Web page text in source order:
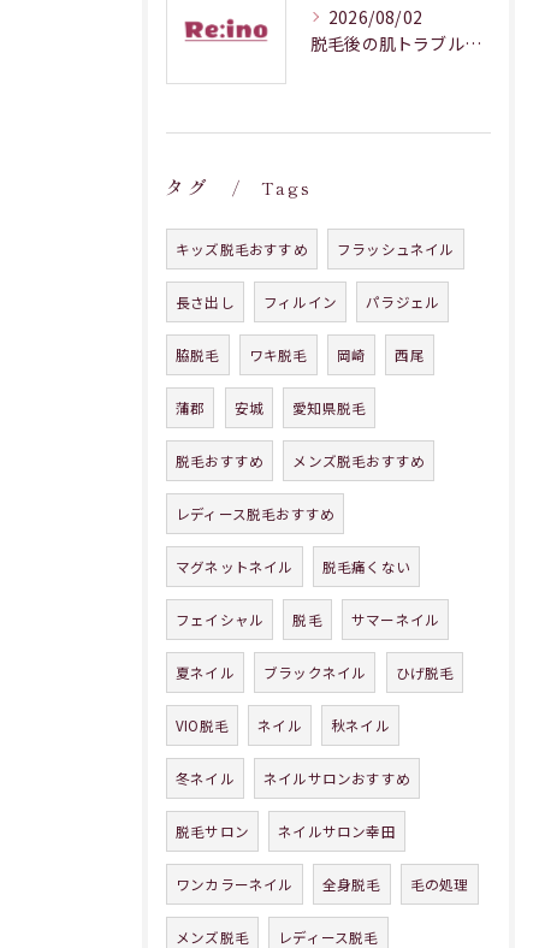
2026/08/02
脱毛後の肌トラブルを防ぐ正しいケア
タグ Tags
キッズ脱毛おすすめ フラッシュネイル
長さ出し フィルイン パラジェル
脇脱毛 ワキ脱毛 岡崎 西尾
蒲郡 安城 愛知県脱毛
脱毛おすすめ メンズ脱毛おすすめ
レディース脱毛おすすめ
マグネットネイル 脱毛痛くない
フェイシャル 脱毛 サマーネイル
夏ネイル ブラックネイル ひげ脱毛
VIO脱毛 ネイル 秋ネイル
冬ネイル ネイルサロンおすすめ
脱毛サロン ネイルサロン幸田
ワンカラーネイル 全身脱毛 毛の処理
メンズ脱毛 レディース脱毛